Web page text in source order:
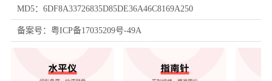
MD5：6DF8A33726835D85DE36A46C8169A250
备案号：粤ICP备17035209号-49A